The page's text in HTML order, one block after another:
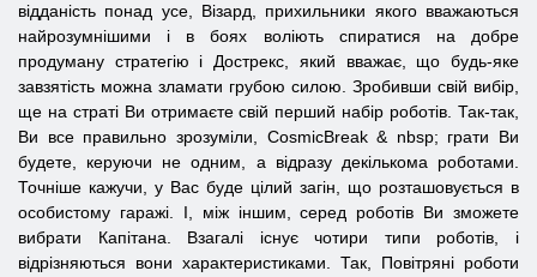
відданість понад усе, Візард, прихильники якого вважаються
найрозумнішими і в боях воліють спиратися на добре
продуману стратегію і Дострекс, який вважає, що будь-яке
завзятість можна зламати грубою силою. Зробивши свій вибір,
ще на страті Ви отримаєте свій перший набір роботів. Так-так,
Ви все правильно зрозуміли, CosmicBreak & nbsp; грати Ви
будете, керуючи не одним, а відразу декількома роботами.
Точніше кажучи, у Вас буде цілий загін, що розташовується в
особистому гаражі. І, між іншим, серед роботів Ви зможете
вибрати Капітана. Взагалі існує чотири типи роботів, і
відрізняються вони характеристиками. Так, Повітряні роботи